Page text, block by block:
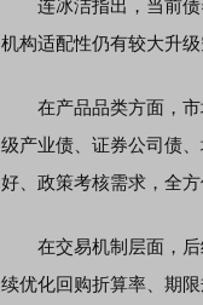
连冰洁指出，当前债
机构适配性仍有较大升级
在产品品类方面，市
级产业债、证券公司债
好、政策考核需求，全
在交易机制层面，后
续优化回购折算率、期